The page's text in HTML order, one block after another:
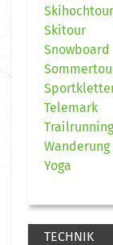
Skihochtour
Skitour
Snowboard
Telemark
Trailrunning
Wanderung
Yoga
TECHNIK